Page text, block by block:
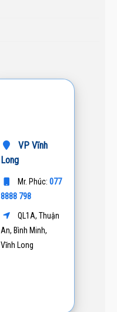
VP Vĩnh
Long
Mr. Phúc:077
8888 798
QL1A, Thuận
An, Bình Minh,
Vĩnh Long